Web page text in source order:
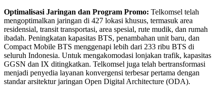
Optimalisasi Jaringan dan Program Promo: Telkomsel telah
mengoptimalkan jaringan di 427 lokasi khusus, termasuk area
residensial, transit transportasi, area spesial, rute mudik, dan rumah
ibadah. Peningkatan kapasitas BTS, penambahan unit baru, dan
Compact Mobile BTS menggenapi lebih dari 233 ribu BTS di
seluruh Indonesia. Untuk mengakomodasi lonjakan trafik, kapasitas
GGSN dan IX ditingkatkan. Telkomsel juga telah bertransformasi
menjadi penyedia layanan konvergensi terbesar pertama dengan
standar arsitektur jaringan Open Digital Architecture (ODA).